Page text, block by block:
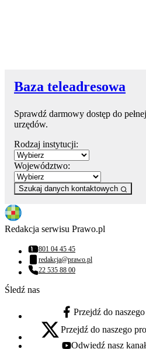
Baza teleadresowa
Sprawdź darmowy dostęp do
urzędów.
Rodzaj instytucji:
Województwo:
Szukaj danych kontaktowych
Redakcja serwisu Prawo.pl
Numer telefonu:
801 04 45 45
Adres email:
redakcja@prawo.pl
Numer telefonu:
22 535 88 00
Śledź nas
facebook - otwiera się w
Przejdź do
x - otwiera się w nowej karcie
Przejdź do naszego
Odwiedź nasz